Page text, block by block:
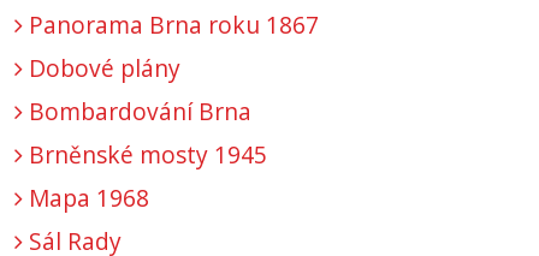
Panorama Brna roku 1867
Dobové plány
Bombardování Brna
Brněnské mosty 1945
Mapa 1968
Sál Rady